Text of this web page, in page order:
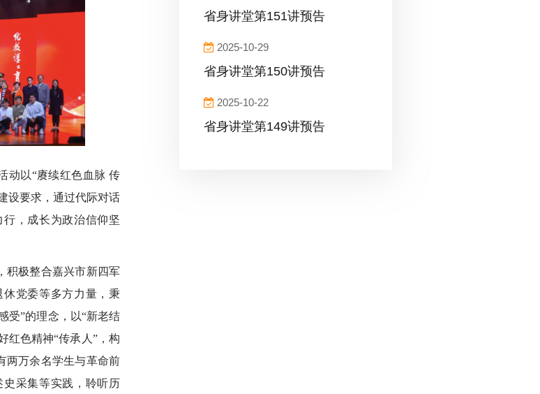
动以“赓续红色血脉 传
设要求，通过代际对话
，成长为政治信仰坚
积极整合嘉兴市新四军
党委等多方力量，秉
受”的理念，以“新老结
红色精神“传承人”，构
两万余名学生与革命前
采集等实践，聆听历
省身讲堂第151讲预告
2025-10-29
省身讲堂第150讲预告
2025-10-22
省身讲堂第149讲预告